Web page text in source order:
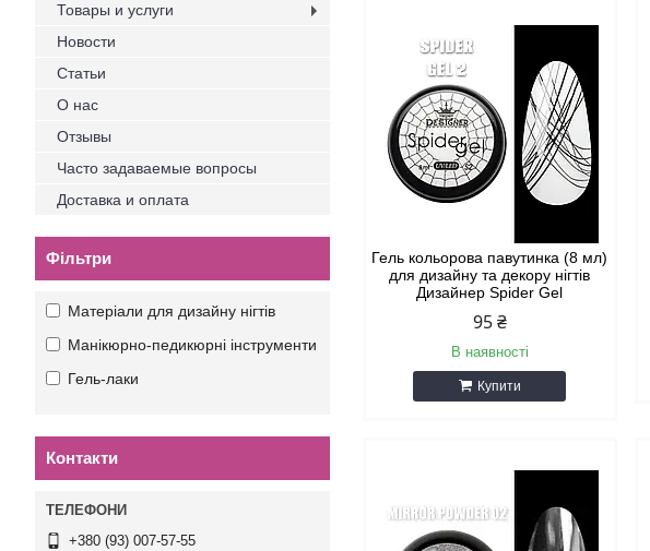
Гель кольорова павутинка (8 мл)
для дизайну та декору нігтів
Дизайнер Spider Gel
95 ₴
В наявності
Купити
Товары и услуги
Новости
Статьи
О нас
Отзывы
Часто задаваемые вопросы
Доставка и оплата
Фільтри
Матеріали для дизайну нігтів
Манікюрно-педикюрні інструменти
Гель-лаки
Контакти
+380 (93) 007-57-55